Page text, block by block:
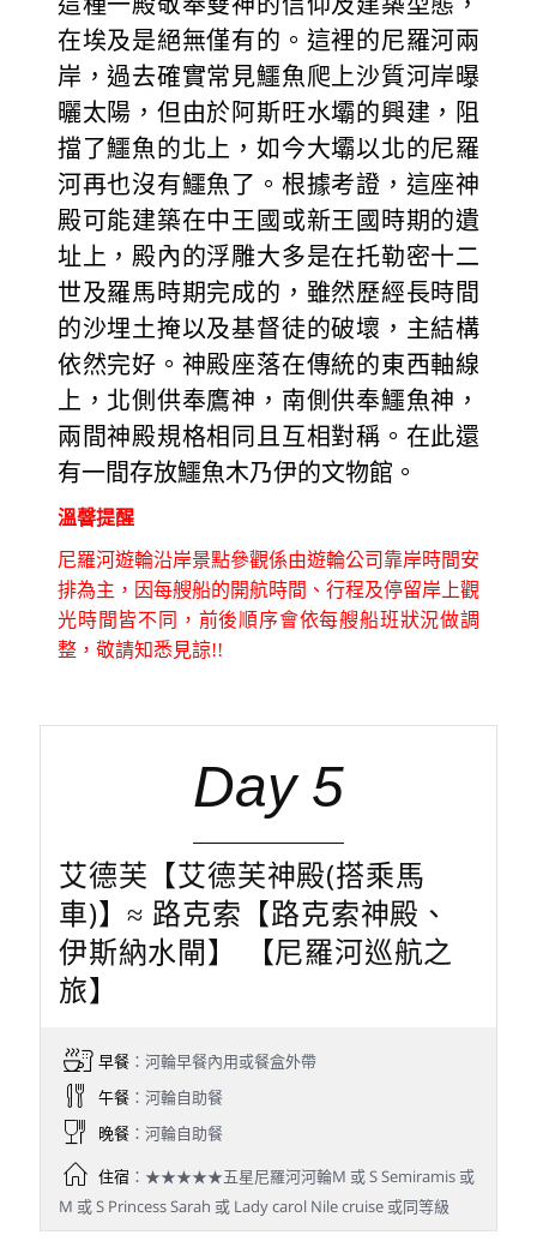
在埃及是絕無僅有的。這裡的尼羅河兩
岸，過去確實常見鱷魚爬上沙質河岸曝
曬太陽，但由於阿斯旺水壩的興建，阻
擋了鱷魚的北上，如今大壩以北的尼羅
河再也沒有鱷魚了。根據考證，這座神
殿可能建築在中王國或新王國時期的遺
址上，殿內的浮雕大多是在托勒密十二
世及羅馬時期完成的，雖然歷經長時間
的沙埋土掩以及基督徒的破壞，主結構
依然完好。神殿座落在傳統的東西軸線
上，北側供奉鷹神，南側供奉鱷魚神，
兩間神殿規格相同且互相對稱。在此還
有一間存放鱷魚木乃伊的文物館。
溫韾提醒
尼羅河遊輪沿岸景點參觀係由遊輪公司靠岸時間安
排為主，因每艘船的開航時間、行程及停留岸上觀
光時間皆不同，前後順序會依每艘船班狀況做調
整，敬請知悉見諒!!
Day 5
艾德芙【艾德芙神殿(搭乘馬
車)】≈ 路克索【路克索神殿、
伊斯納水閘】 【尼羅河巡航之
旅】
早餐：河輪早餐內用或餐盒外帶
午餐：河輪自助餐
晚餐：河輪自助餐
住宿：★★★★★五星尼羅河河輪M 或 S Semiramis 或
M 或 S Princess Sarah 或 Lady carol Nile cruise 或同等級